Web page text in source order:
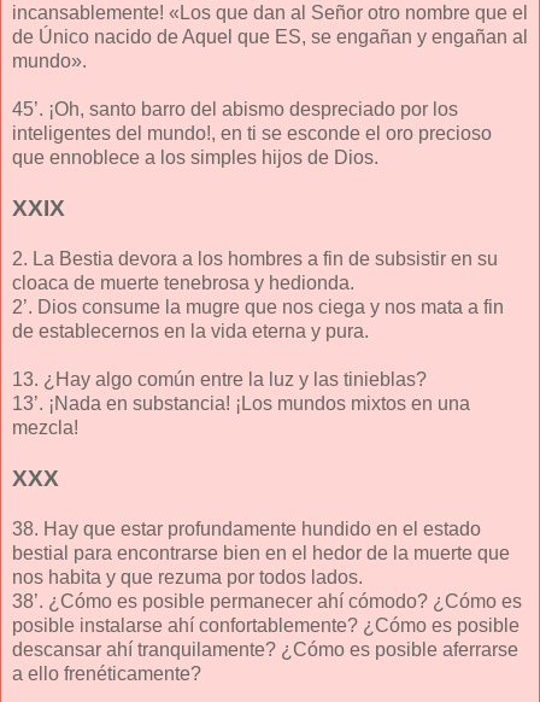
incansablemente! «Los que dan al Señor otro nombre que el
de Único nacido de Aquel que ES, se engañan y engañan al
mundo».
45’. ¡Oh, santo barro del abismo despreciado por los
inteligentes del mundo!, en ti se esconde el oro precioso
que ennoblece a los simples hijos de Dios.
XXIX
2. La Bestia devora a los hombres a fin de subsistir en su
cloaca de muerte tenebrosa y hedionda.
2’. Dios consume la mugre que nos ciega y nos mata a fin
de establecernos en la vida eterna y pura.
13. ¿Hay algo común entre la luz y las tinieblas?
13’. ¡Nada en substancia! ¡Los mundos mixtos en una
mezcla!
XXX
38. Hay que estar profundamente hundido en el estado
bestial para encontrarse bien en el hedor de la muerte que
nos habita y que rezuma por todos lados.
38’. ¿Cómo es posible permanecer ahí cómodo? ¿Cómo es
posible instalarse ahí confortablemente? ¿Cómo es posible
descansar ahí tranquilamente? ¿Cómo es posible aferrarse
a ello frenéticamente?